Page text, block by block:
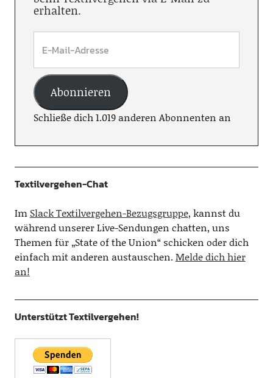
erhalten.
Abonnieren
Schließe dich 1.019 anderen Abonnenten an
Textilvergehen-Chat
Im Slack Textilvergehen-Bezugsgruppe, kannst du
während unserer Live-Sendungen chatten, uns
Themen für „State of the Union“ schicken oder dich
einfach mit anderen austauschen.Melde dich hier
an!
Unterstützt Textilvergehen!